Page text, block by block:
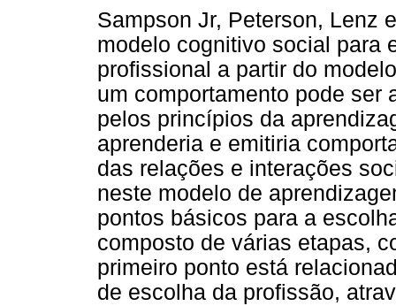
Sampson Jr, Peterson, Lenz
modelo cognitivo social para
profissional a partir do
um comportamento pode ser
pelos princípios da
aprenderia e emitiria
das relações e interações
neste modelo de
pontos básicos para a
composto de várias etapas,
primeiro ponto está
de escolha da profissão,